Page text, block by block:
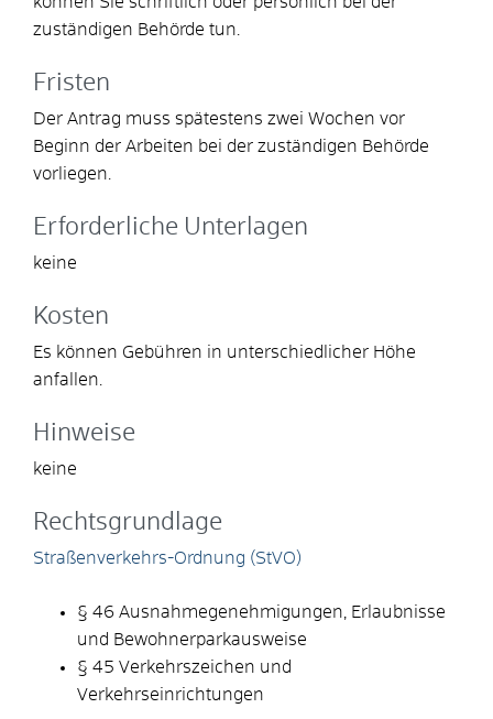
zuständigen Behörde tun.
Fristen
Der Antrag muss spätestens zwei Wochen vor
Beginn der Arbeiten bei der zuständigen Behörde
vorliegen.
Erforderliche Unterlagen
keine
Kosten
Es können Gebühren in unterschiedlicher Höhe
anfallen.
Hinweise
keine
Rechtsgrundlage
Straßenverkehrs-Ordnung (StVO)
§ 46 Ausnahmegenehmigungen, Erlaubnisse
und Bewohnerparkausweise
§ 45 Verkehrszeichen und
Verkehrseinrichtungen